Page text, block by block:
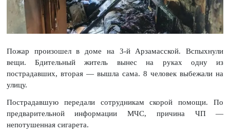
Пожар произошел в доме на 3‑й Арзамасской. Вспыхнули
вещи. Бдительный житель вынес на руках одну из
пострадавших, вторая — вышла сама. 8 человек выбежали на
улицу.
Пострадавшую передали сотрудникам скорой помощи. По
предварительной информации МЧС, причина ЧП —
непотушенная сигарета.